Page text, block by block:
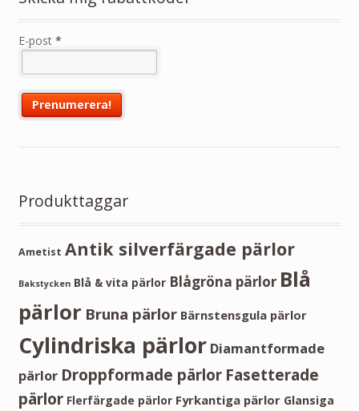
E-post *
Produkttaggar
Ametist Antik silverfärgade pärlor
Bakstycken Blå & vita pärlor Blågröna pärlor Blå
pärlor Bruna pärlor Bärnstensgula pärlor
Cylindriska pärlor Diamantformade
pärlor Droppformade pärlor Fasetterade
pärlor Flerfärgade pärlor Fyrkantiga pärlor Glansiga